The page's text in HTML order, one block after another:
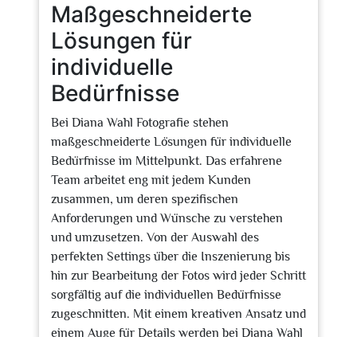
Maßgeschneiderte
Lösungen für
individuelle
Bedürfnisse
Bei Diana Wahl Fotografie stehen
maßgeschneiderte Lösungen für individuelle
Bedürfnisse im Mittelpunkt. Das erfahrene
Team arbeitet eng mit jedem Kunden
zusammen, um deren spezifischen
Anforderungen und Wünsche zu verstehen
und umzusetzen. Von der Auswahl des
perfekten Settings über die Inszenierung bis
hin zur Bearbeitung der Fotos wird jeder Schritt
sorgfältig auf die individuellen Bedürfnisse
zugeschnitten. Mit einem kreativen Ansatz und
einem Auge für Details werden bei Diana Wahl